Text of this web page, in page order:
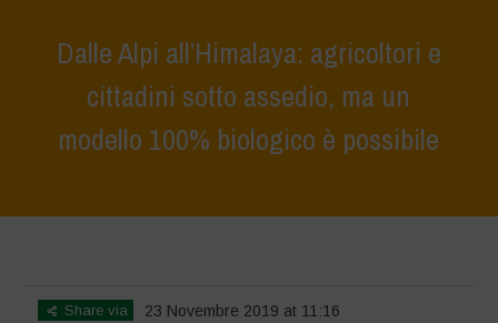
Dalle Alpi all’Himalaya: agricoltori e
cittadini sotto assedio, ma un
modello 100% biologico è possibile
Share via
23 Novembre 2019 at 11:16